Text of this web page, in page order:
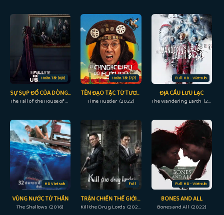
Hoàn Tất (8/8)
SỰ SỤP ĐỔ CỦA DÒNG HỌ USHER
The Fall of the House of Usher (2023)
Hoàn Tất (7/7)
TÊN ĐẠO TẶC TỪ TƯƠNG LAI
Time Hustler (2022)
Full HD - Vietsub
ĐỊA CẦU LƯU LẠC
The Wandering Earth (2019)
HD Vietsub
VÙNG NƯỚC TỬ THẦN
The Shallows (2016)
Full
TRẬN CHIẾN THẾ GIỚI NGẦM
Kill the Drug Lords (2023)
Full HD - Vietsub
BONES AND ALL
Bones and All (2022)